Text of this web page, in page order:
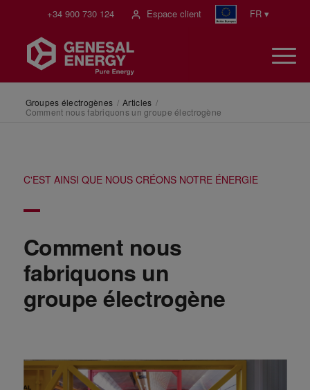
+34 900 730 124 Espace client FR ▾
Groupes électrogènes / Articles /
Comment nous fabriquons un groupe électrogène
C'EST AINSI QUE NOUS CRÉONS NOTRE ÉNERGIE
Comment nous
fabriquons un
groupe électrogène